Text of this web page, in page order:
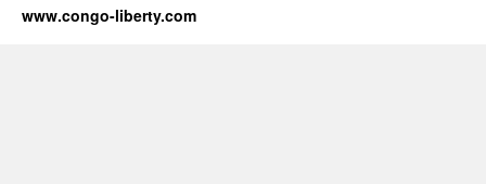
www.congo-liberty.com